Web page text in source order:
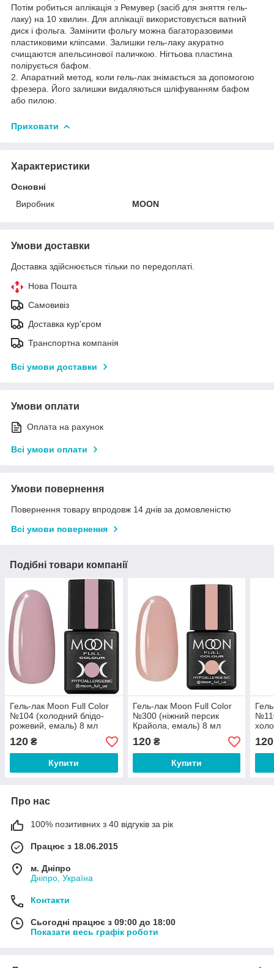
Потім робиться аплікація з Ремувер (засіб для зняття гель-
лаку) на 10 хвилин. Для аплікації використовується ватний
диск і фольга. Замінити фольгу можна багаторазовими
пластиковими кліпсами. Залишки гель-лаку акуратно
счищаются апельсинової паличкою. Нігтьова пластина
полірується бафом.
2. Апаратний метод, коли гель-лак знімається за допомогою
фрезера. Його залишки видаляються шліфуванням бафом
або пилою.
Приховати
Характеристики
Основні
Виробник
MOON
Умови доставки
Доставка здійснюється тільки по передоплаті.
Нова Пошта
Самовивіз
Доставка кур'єром
Транспортна компанія
Всі умови доставки
Умови оплати
Оплата на рахунок
Всі умови оплати
Умови повернення
Повернення товару впродовж 14 днів за домовленістю
Всі умови повернення
Подібні товари компанії
Гель-лак Moon Full Color
№104 (холодний блідо-
рожевий, емаль) 8 мл
120 ₴
Купити
Гель-лак Moon Full Color
№300 (ніжний персик
Крайола, емаль) 8 мл
120₴
Купити
120
Про нас
100% позитивних з 40 відгуків за рік
Працює з 18.06.2015
м. Дніпро
Дніпро, Україна
Контакти
Сьогодні працює з 09:00 до 18:00
Показати весь графік роботи